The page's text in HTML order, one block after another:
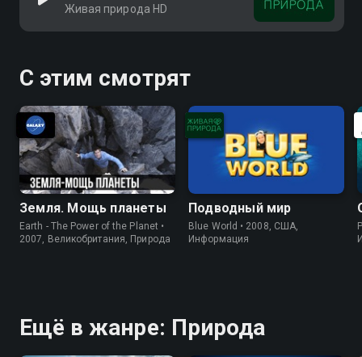
Живая природа HD
С этим смотрят
Земля. Мощь планеты
Earth - The Power of the Planet •
2007, Великобритания, Природа
Подводный мир
Blue World • 2008, США,
Информация
Ещё в жанре: Природа